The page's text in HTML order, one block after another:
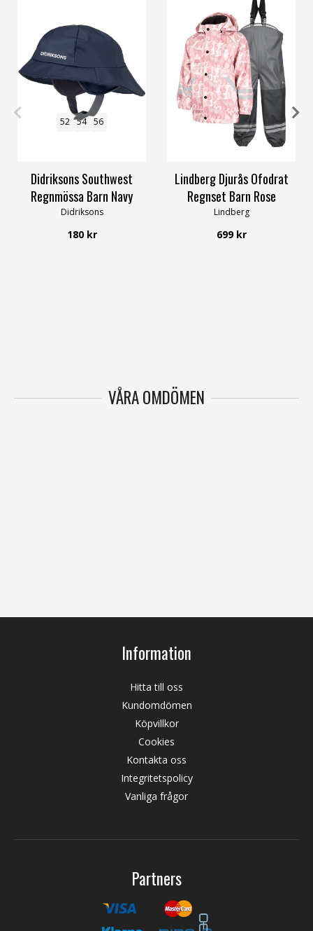
52 54 56
Didriksons Southwest
Regnmössa Barn Navy
Didriksons
180 kr
100
Lindberg Djurås Ofodrat
Regnset Barn Rose
Lindberg
699 kr
VÅRA OMDÖMEN
Information
Hitta till oss
Kundomdömen
Köpvillkor
Cookies
Kontakta oss
Integritetspolicy
Vanliga frågor
Partners